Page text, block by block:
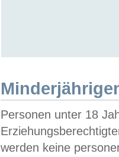
Personen unter 18
werden keine